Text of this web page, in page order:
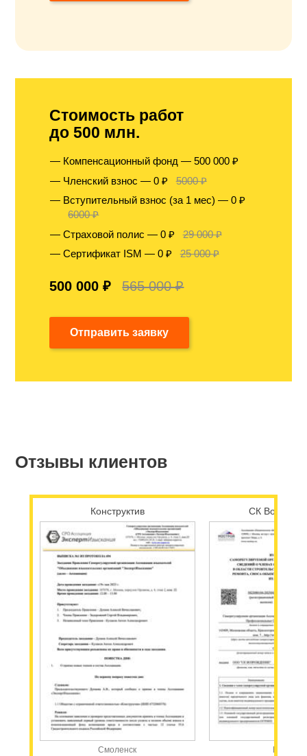
Стоимость работ
до 500 млн.
Компенсационный фонд — 500 000 ₽
Членский взнос — 0 ₽
5000 ₽
Вступительный взнос (за 1 мес) — 0 ₽
6000 ₽
Страховой полис — 0 ₽
29 000 ₽
Сертификат ISM — 0 ₽
25 000 ₽
500 000 ₽ 565 000 ₽
Отправить заявку
Отзывы клиентов
Конструктив
Смоленск
СК
Москва